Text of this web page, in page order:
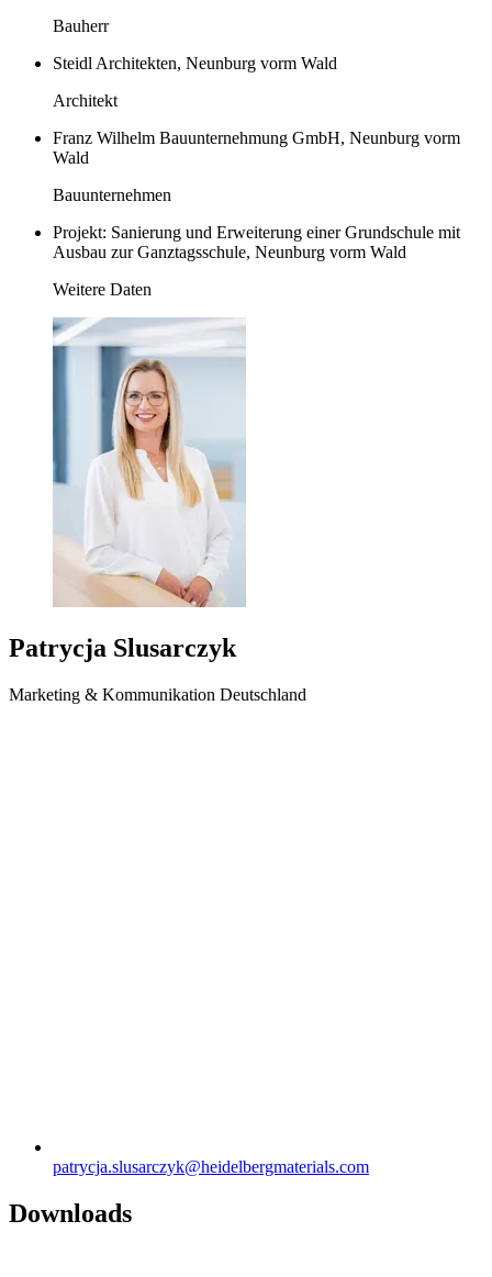
Bauherr
Steidl Architekten, Neunburg vorm Wald
Architekt
Franz Wilhelm Bauunternehmung GmbH, Neunburg vorm
Wald
Bauunternehmen
Projekt: Sanierung und Erweiterung einer Grundschule mit
Ausbau zur Ganztagsschule, Neunburg vorm Wald
Weitere Daten
Patrycja Slusarczyk
Marketing & Kommunikation Deutschland
patrycja.slusarczyk​@heidelbergmaterials.com
Downloads